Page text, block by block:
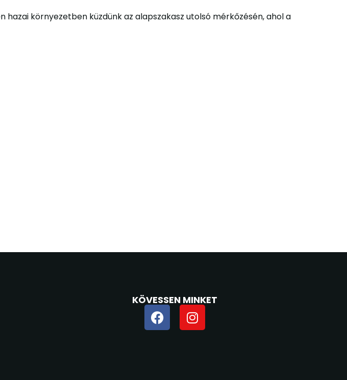
környezetben küzdünk az alapszakasz utolsó mérkőzésén, ahol a
KÖVESSEN MINKET